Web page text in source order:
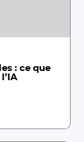
: ce que